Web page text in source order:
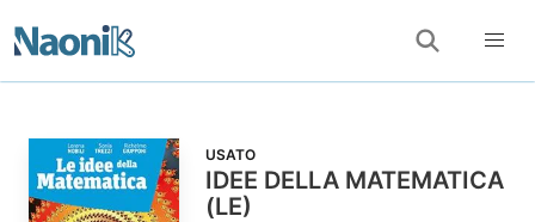
USATO
IDEE DELLA MATEMATICA
(LE)